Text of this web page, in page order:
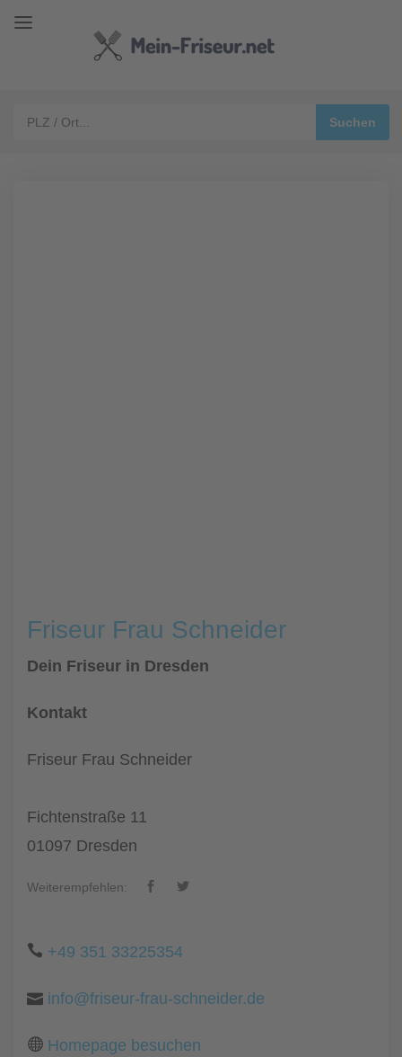
Friseur Frau Schneider
Dein Friseur in Dresden
Kontakt
Friseur Frau Schneider
Fichtenstraße 11
01097 Dresden
Weiterempfehlen:
+49 351 33225354
info@friseur-frau-schneider.de
Homepage besuchen